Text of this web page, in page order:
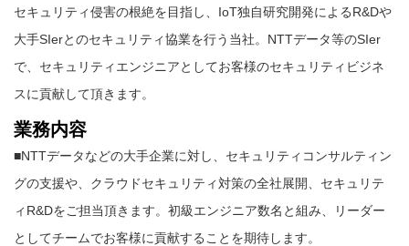
セキュリティ侵害の根絶を目指し、IoT独自研究開発によるR&Dや
大手SIerとのセキュリティ協業を行う当社。NTTデータ等のSIer
で、セキュリティエンジニアとしてお客様のセキュリティビジネ
スに貢献して頂きます。
業務内容
■NTTデータなどの大手企業に対し、セキュリティコンサルティン
グの支援や、クラウドセキュリティ対策の全社展開、セキュリテ
ィR&Dをご担当頂きます。初級エンジニア数名と組み、リーダー
としてチームでお客様に貢献することを期待します。